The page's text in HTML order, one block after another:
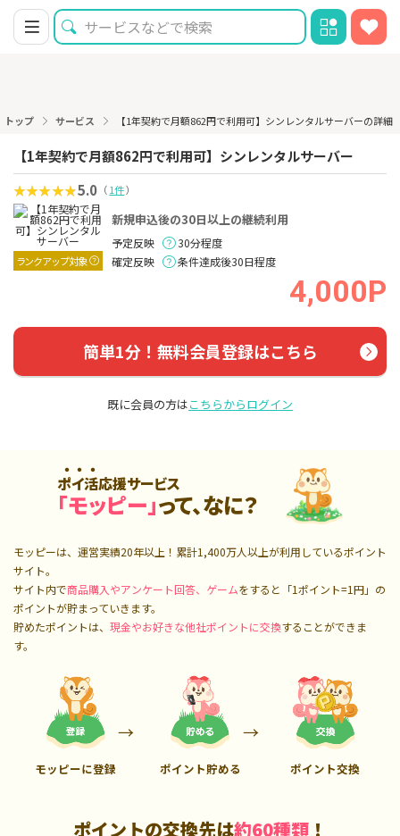
トップ サービス 【1年契約で月額862円で利用可】シンレンタルサーバーの詳細
【1年契約で月額862円で利用可】シンレンタルサーバー
5.0 （1件）
ランクアップ対象
新規申込後の30日以上の継続利用
予定反映
30分程度
確定反映
条件達成後30日程度
4,000P
簡単1分！無料会員登録はこちら
既に会員の方はこちらからログイン
ポイ活応援サービス
「モッピー」って、なに？
モッピーは、運営実績20年以上！累計1,400万人以上が利用しているポイント
サイト。
サイト内で商品購入やアンケート回答、ゲームをすると「1ポイント=1円」の
ポイントが貯まっていきます。
貯めたポイントは、 現金やお好きな他社ポイントに交換することができま
す。
モッピーに登録 ポイント貯める ポイント交換
ポイントの交換先は約60種類 ！